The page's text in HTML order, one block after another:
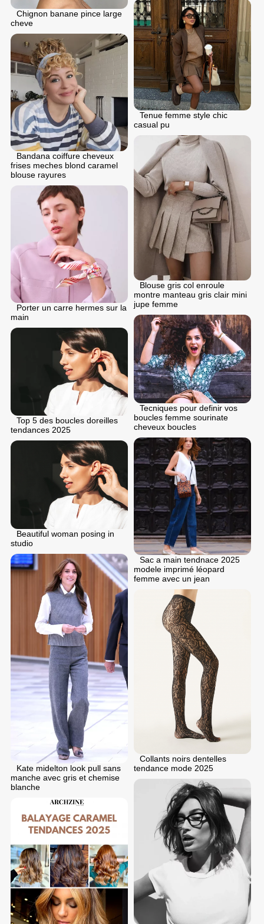
Chignon banane pince large
cheve
Tenue femme style chic
casual pu
Bandana coiffure cheveux
frises meches blond caramel
blouse rayures
Blouse gris col enroule
montre manteau gris clair mini
jupe femme
Porter un carre hermes sur la
main
Tecniques pour definir vos
boucles femme sourinate
cheveux boucles
Top 5 des boucles doreilles
tendances 2025
Sac a main tendnace 2025
modele imprimé léopard
femme avec un jean
Beautiful woman posing in
studio
Kate midelton look pull sans
manche avec gris et chemise
blanche
Collants noirs dentelles
tendance mode 2025